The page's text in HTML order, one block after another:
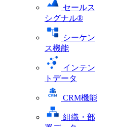
セールス
シグナル®
シーケン
ス機能
インテン
トデータ
CRM機能
組織・部